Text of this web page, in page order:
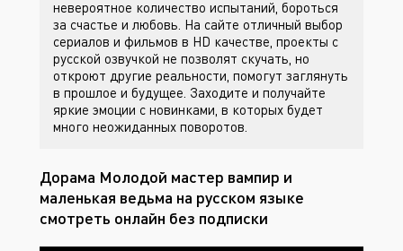
невероятное количество испытаний, бороться
за счастье и любовь. На сайте отличный выбор
сериалов и фильмов в HD качестве, проекты с
русской озвучкой не позволят скучать, но
откроют другие реальности, помогут заглянуть
в прошлое и будущее. Заходите и получайте
яркие эмоции с новинками, в которых будет
много неожиданных поворотов.
Дорама Молодой мастер вампир и
маленькая ведьма на русском языке
смотреть онлайн без подписки